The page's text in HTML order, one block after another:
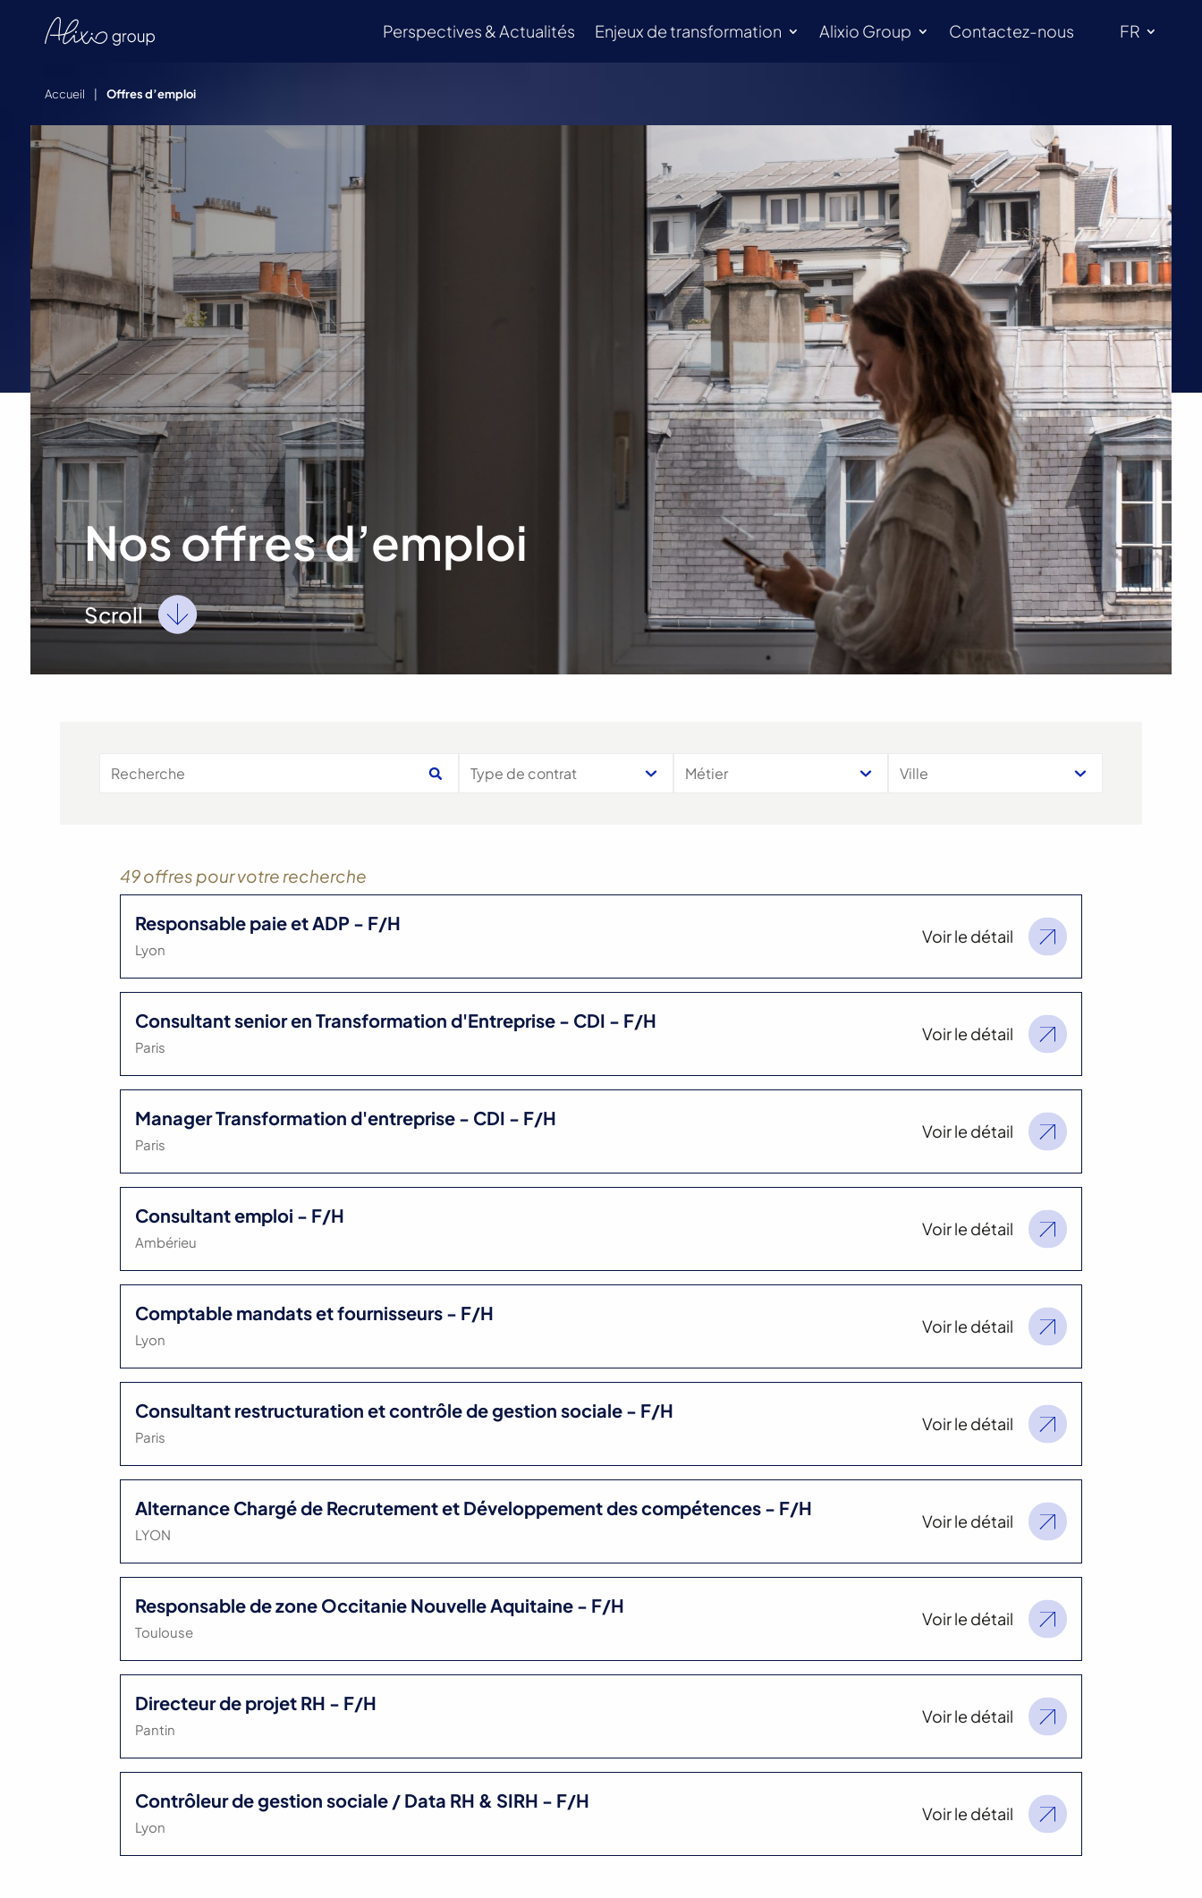
Perspectives & Actualités Enjeux de transformation Alixio Group Contactez-nous FR
Accueil Offres d’emploi
Nos offres d’emploi
Scroll
49 offres pour votre recherche
Responsable paie et ADP - F/H
Lyon
Voir le détail
Consultant senior en Transformation d'Entreprise - CDI - F/H
Paris
Voir le détail
Manager Transformation d'entreprise - CDI - F/H
Paris
Voir le détail
Consultant emploi - F/H
Ambérieu
Voir le détail
Comptable mandats et fournisseurs - F/H
Lyon
Voir le détail
Consultant restructuration et contrôle de gestion sociale - F/H
Paris
Voir le détail
Alternance Chargé de Recrutement et Développement des compétences - F/H
LYON
Voir le détail
Responsable de zone Occitanie Nouvelle Aquitaine - F/H
Toulouse
Voir le détail
Directeur de projet RH - F/H
Pantin
Voir le détail
Contrôleur de gestion sociale / Data RH & SIRH - F/H
Lyon
Voir le détail